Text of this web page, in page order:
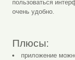
пользоваться
очень удобно.
Плюсы:
приложение